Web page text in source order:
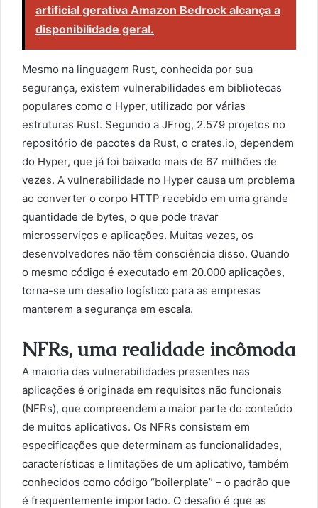
artificial gerativa Amazon Bedrock alcança a
disponibilidade geral.
Mesmo na linguagem Rust, conhecida por sua
segurança, existem vulnerabilidades em bibliotecas
populares como o Hyper, utilizado por várias
estruturas Rust. Segundo a JFrog, 2.579 projetos no
repositório de pacotes da Rust, o crates.io, dependem
do Hyper, que já foi baixado mais de 67 milhões de
vezes. A vulnerabilidade no Hyper causa um problema
ao converter o corpo HTTP recebido em uma grande
quantidade de bytes, o que pode travar
microsserviços e aplicações. Muitas vezes, os
desenvolvedores não têm consciência disso. Quando
o mesmo código é executado em 20.000 aplicações,
torna-se um desafio logístico para as empresas
manterem a segurança em escala.
NFRs, uma realidade incômoda
A maioria das vulnerabilidades presentes nas
aplicações é originada em requisitos não funcionais
(NFRs), que compreendem a maior parte do conteúdo
de muitos aplicativos. Os NFRs consistem em
especificações que determinam as funcionalidades,
características e limitações de um aplicativo, também
conhecidos como código “boilerplate” – o padrão que
é frequentemente importado. O desafio é que as